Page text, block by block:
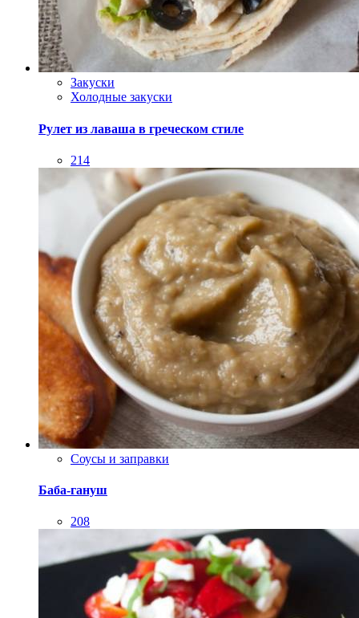
Закуски
Холодные закуски
Рулет из лаваша в греческом стиле
214
Соусы и заправки
Баба-гануш
208